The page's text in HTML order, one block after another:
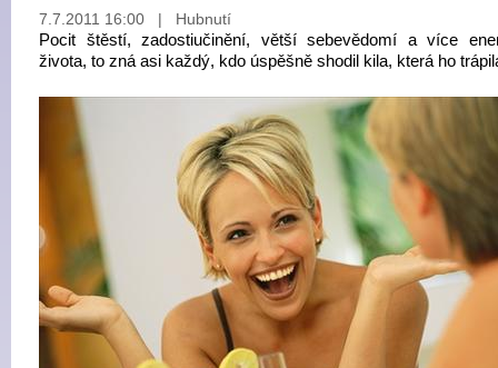
7.7.2011 16:00 | Hubnutí
Pocit štěstí, zadostiučinění, větší sebevědomí a více
života, to zná asi každý, kdo úspěšně shodil kila, která ho